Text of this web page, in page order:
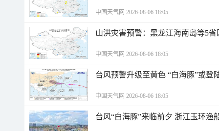
中国天气网 2026-08-06 18:05
山洪灾害预警：黑龙江海南岛等5
中国天气网 2026-08-06 18:05
台风预警升级至黄色 “白海豚”或登
中国天气网 2026-08-06 18:05
台风“白海豚”来临前夕 浙江玉环渔